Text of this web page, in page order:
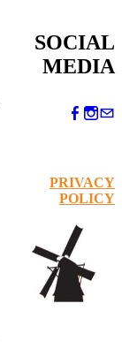
SOCIAL
MEDIA
PRIVACY
POLICY